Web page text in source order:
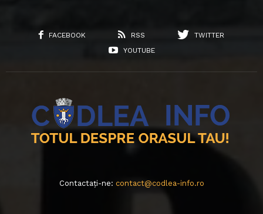
FACEBOOK RSS
TWITTER
YOUTUBE
Contactați-ne: contact@codlea-info.ro